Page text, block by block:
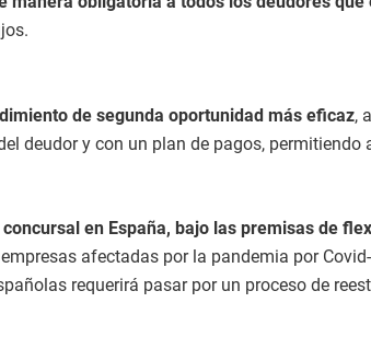
de segunda oportunidad más eficaz,
deudor y con un plan de pagos,
en España, bajo las premisas de
afectadas por la pandemia por
requerirá pasar por un proceso de